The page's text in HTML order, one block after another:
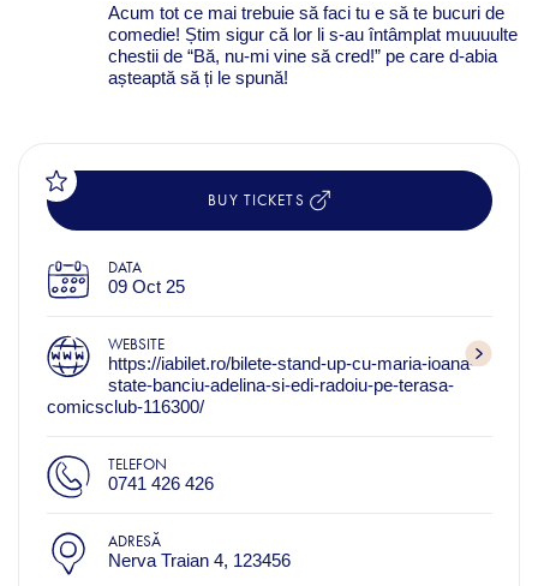
Acum tot ce mai trebuie să faci tu e să te bucuri de
comedie! Știm sigur că lor li s-au întâmplat muuuulte
chestii de “Bă, nu-mi vine să cred!” pe care d-abia
așteaptă să ți le spună!
BUY TICKETS
DATA
09 Oct 25
WEBSITE
https://iabilet.ro/bilete-stand-up-cu-maria-ioana-
state-banciu-adelina-si-edi-radoiu-pe-terasa-
comicsclub-116300/
TELEFON
0741 426 426
ADRESĂ
Nerva Traian 4, 123456